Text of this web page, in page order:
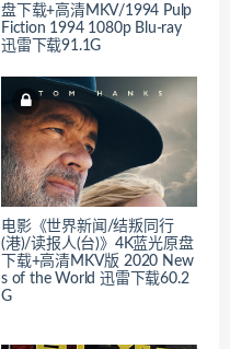
盘下载+高清MKV/1994 Pulp
Fiction 1994 1080p Blu-ray
迅雷下载91.1G
电影《世界新闻/结叛同行
(港)/读报人(台)》4K蓝光原盘
下载+高清MKV版 2020 New
s of the World 迅雷下载60.2
G